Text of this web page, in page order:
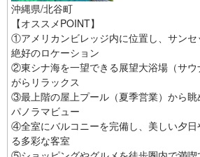
沖縄県/北谷町
【オススメPOINT】
①アメリカンビレッジ内に位置し、サン
絶好のロケーション
②東シナ海を一望できる展望大浴場（サウ
がらリラックス
③最上階の屋上プール（夏季営業）から眺
パノラマビュー
④全室にバルコニーを完備し、美しい夕日
る多彩な客室